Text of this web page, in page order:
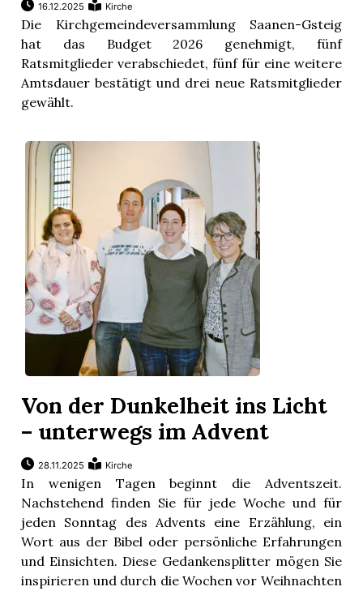
16.12.2025 Kirche
Die Kirchgemeindeversammlung Saanen-Gsteig
hat das Budget 2026 genehmigt, fünf
Ratsmitglieder verabschiedet, fünf für eine weitere
Amtsdauer bestätigt und drei neue Ratsmitglieder
gewählt.
Von der Dunkelheit ins Licht
– unterwegs im Advent
28.11.2025 Kirche
In wenigen Tagen beginnt die Adventszeit.
Nachstehend finden Sie für jede Woche und für
jeden Sonntag des Advents eine Erzählung, ein
Wort aus der Bibel oder persönliche Erfahrungen
und Einsichten. Diese Gedankensplitter mögen Sie
inspirieren und durch die Wochen vor Weihnachten